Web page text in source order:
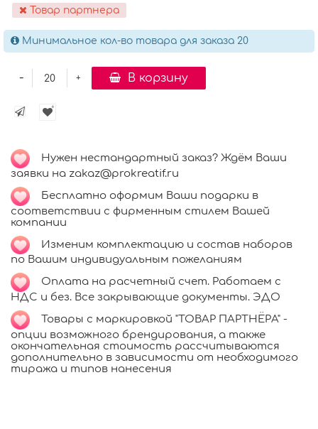
Товар партнера
Минимальное кол-во товара для заказа 20
+
- В корзину
Нужен нестандартный заказ? Ждём Ваши
заявки на zakaz@prokreatif.ru
Бесплатно оформим Ваши подарки в
соответствии с фирменным стилем Вашей
компании
Изменим комплектацию и состав наборов
по Вашим индивидуальным пожеланиям
Оплата на расчетный счет. Работаем с
НДС и без. Все закрывающие документы. ЭДО
Товары с маркировкой "ТОВАР ПАРТНЁРА" -
опции возможного брендирования, а также
окончательная стоимость рассчитываются
дополнительно в зависимости от необходимого
тиража и типов нанесения